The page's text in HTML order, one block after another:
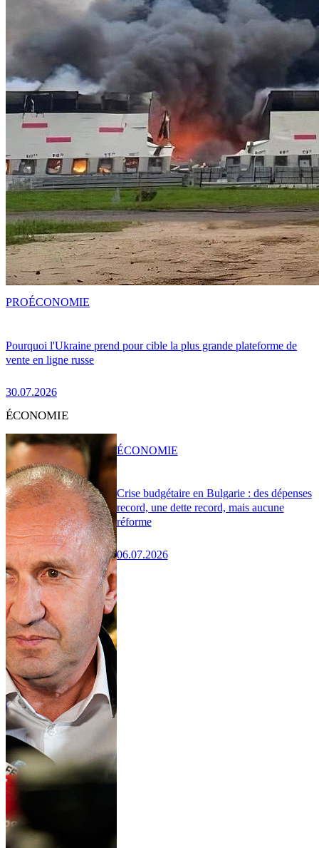
Pourquoi l'Ukraine prend pour cible la plus grande plateforme de
vente en ligne russe
30.07.2026
PROÉCONOMIE
ÉCONOMIE
Crise budgétaire en Bulgarie : des dépenses
record, une dette record, mais aucune
réforme
06.07.2026
ÉCONOMIE